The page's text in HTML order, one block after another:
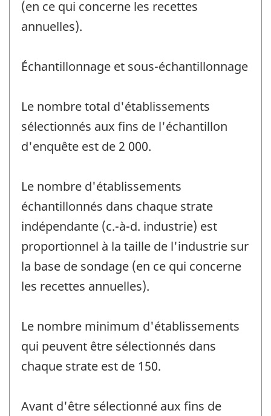
(en ce qui concerne les recettes
annuelles).
Échantillonnage et sous-échantillonnage
Le nombre total d'établissements
sélectionnés aux fins de l'échantillon
d'enquête est de 2 000.
Le nombre d'établissements
échantillonnés dans chaque strate
indépendante (c.-à-d. industrie) est
proportionnel à la taille de l'industrie sur
la base de sondage (en ce qui concerne
les recettes annuelles).
Le nombre minimum d'établissements
qui peuvent être sélectionnés dans
chaque strate est de 150.
Avant d'être sélectionné aux fins de